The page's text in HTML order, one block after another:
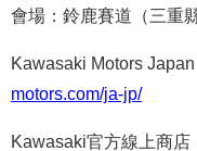
會場：鈴鹿賽道（三重
Kawasaki Motors Japan
motors.com/ja-jp/
Kawasaki官方線上商店